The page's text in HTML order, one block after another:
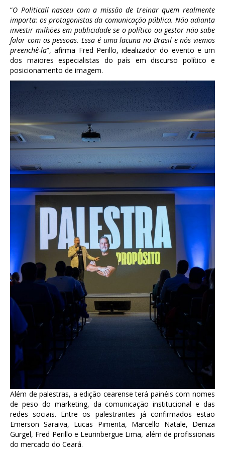
“O Politicall nasceu com a missão de treinar quem realmente
importa: os protagonistas da comunicação pública. Não adianta
investir milhões em publicidade se o político ou gestor não sabe
falar com as pessoas. Essa é uma lacuna no Brasil e nós viemos
preenchê-la”, afirma Fred Perillo, idealizador do evento e um
dos maiores especialistas do país em discurso político e
posicionamento de imagem.
Além de palestras, a edição cearense terá painéis com nomes
de peso do marketing, da comunicação institucional e das
redes sociais. Entre os palestrantes já confirmados estão
Emerson Saraiva, Lucas Pimenta, Marcello Natale, Deniza
Gurgel, Fred Perillo e Leurinbergue Lima, além de profissionais
do mercado do Ceará.